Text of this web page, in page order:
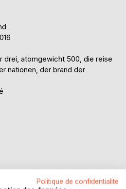
drei, atomgewicht 500, die reise
nationen, der brand der
maintenant
Politique de confidentialité